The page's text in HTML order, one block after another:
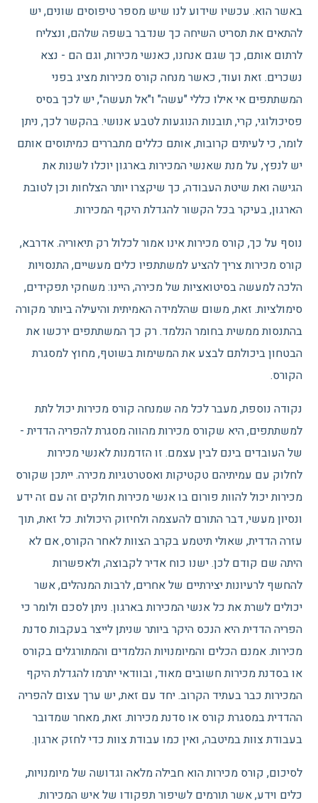
באשר הוא. עכשיו שידוע לנו שיש מספר טיפוסים שונים, יש
להתאים את תסריט השיחה כך שנדבר בשפה שלהם, ונצליח
לרתום אותם, כך שגם אנחנו, כאנשי מכירות, וגם הם - נצא
נשכרים. זאת ועוד, כאשר מנחה קורס מכירות מציג בפני
המשתתפים אי אילו כללי "עשה" ו"אל תעשה", יש לכך בסיס
פסיכולוגי, קרי, תובנות הנוגעות לטבע אנושי. בהקשר לכך, ניתן
לומר, כי לעיתים קרובות, אותם כללים מתבררים כמיתוסים אותם
יש לנפץ, על מנת שאנשי המכירות בארגון יוכלו לשנות את
הגישה ואת שיטת העבודה, כך שיקצרו יותר הצלחות וכן לטובת
הארגון, בעיקר בכל הקשור להגדלת היקף המכירות.
נוסף על כך, קורס מכירות אינו אמור לכלול רק תיאוריה. אדרבא,
קורס מכירות צריך להציע למשתתפיו כלים מעשיים, התנסויות
הלכה למעשה בסיטואציות של מכירה, היינו: משחקי תפקידים,
סימולציות. זאת, משום שהלמידה האמיתית והיעילה ביותר מקורה
בהתנסות ממשית בחומר הנלמד. רק כך המשתתפים ירכשו את
הבטחון ביכולתם לבצע את המשימות בשוטף, מחוץ למסגרת
הקורס.
נקודה נוספת, מעבר לכל מה שמנחה קורס מכירות יכול לתת
למשתתפים, היא שקורס מכירות מהווה מסגרת להפריה הדדית -
של העובדים בינם לבין עצמם. זו הזדמנות לאנשי מכירות
לחלוק עם עמיתיהם טקטיקות ואסטרטגיות מכירה. ייתכן שקורס
מכירות יכול להוות פורום בו אנשי מכירות חולקים זה עם זה ידע
ונסיון מעשי, דבר התורם להעצמה ולחיזוק היכולות. כל זאת, תוך
עזרה הדדית, שאולי תיטמע בקרב הצוות לאחר הקורס, אם לא
היתה שם קודם לכן. ישנו כוח אדיר לקבוצה, ולאפשרות
להחשף לרעיונות יצירתיים של אחרים, לרבות המנהלים, אשר
יכולים לשרת את כל אנשי המכירות בארגון. ניתן לסכם ולומר כי
הפריה הדדית היא הנכס היקר ביותר שניתן לייצר בעקבות סדנת
מכירות. אמנם הכלים והמיומנויות הנלמדים והמתורגלים בקורס
או בסדנת מכירות חשובים מאוד, ובוודאי יתרמו להגדלת היקף
המכירות כבר בעתיד הקרוב. יחד עם זאת, יש ערך עצום להפריה
ההדדית במסגרת קורס או סדנת מכירות. זאת, מאחר שמדובר
בעבודת צוות במיטבה, ואין כמו עבודת צוות כדי לחזק ארגון.
לסיכום, קורס מכירות הוא חבילה מלאה וגדושה של מיומנויות,
כלים וידע, אשר תורמים לשיפור תפקודו של איש המכירות.